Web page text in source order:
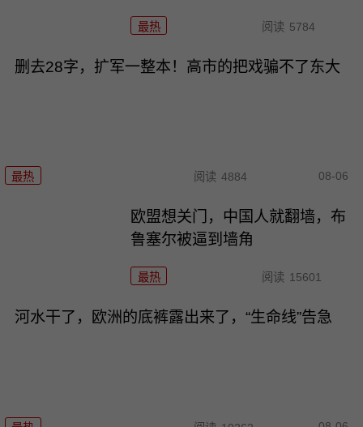
最热 阅读 5784
删去28字，扩军一整本！高市的把戏骗不了东大
最热 阅读 4884 08-06
欧盟想关门，中国人就翻墙，布
鲁塞尔被逼到墙角
最热 阅读 15601
河水干了，欧洲的底裤露出来了，“生命线”告急